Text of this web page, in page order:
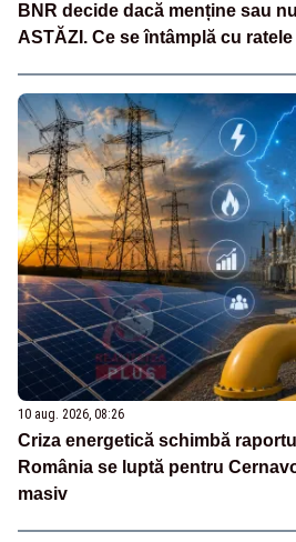
BNR decide dacă menține sau
ASTĂZI. Ce se întâmplă cu
10 aug. 2026, 08:26
Criza energetică schimbă
România se luptă pentru
masiv